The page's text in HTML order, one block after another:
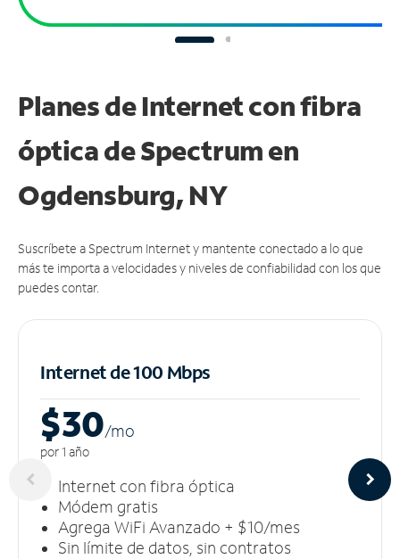
Planes de Internet con fibra
óptica de Spectrum en
Ogdensburg, NY
Suscríbete a Spectrum Internet y mantente conectado a lo que
más te importa a velocidades y niveles de confiabilidad con los que
puedes contar.
Internet de 100 Mbps
$30/mo
por 1 año
Internet con fibra óptica
Módem gratis
Agrega WiFi Avanzado + $10/mes
Sin límite de datos, sin contratos